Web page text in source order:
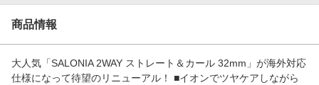
生活・お役立ち
金融・マネー・保険
ビジネス・その他サービス
Qoo10メガポ
週末の高還元 夏の長期版
商品情報
大人気「SALONIA 2WAY ストレート＆カール 32mm」が海外対応
仕様になって待望のリニューアル！ ■イオンでツヤケアしながら